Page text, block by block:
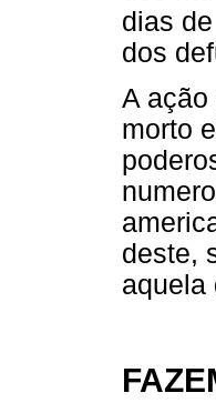
dias
dos
A ação
morto
deste,
aquela